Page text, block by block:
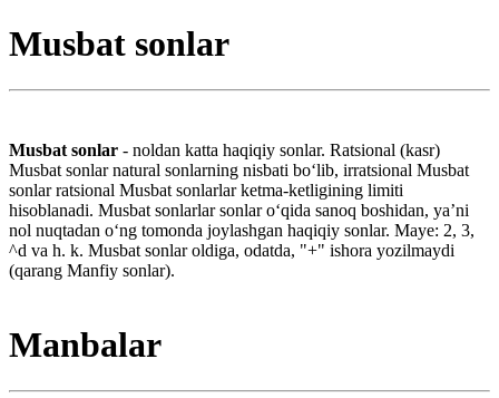
Musbat sonlar
Musbat sonlar - noldan katta haqiqiy sonlar. Ratsional (kasr)
Musbat sonlar natural sonlarning nisbati boʻlib, irratsional Musbat
sonlar ratsional Musbat sonlarlar ketma-ketligining limiti
hisoblanadi. Musbat sonlarlar sonlar oʻqida sanoq boshidan, yaʼni
nol nuqtadan oʻng tomonda joylashgan haqiqiy sonlar. Maye: 2, 3,
^d va h. k. Musbat sonlar oldiga, odatda, "+" ishora yozilmaydi
(qarang Manfiy sonlar).
Manbalar